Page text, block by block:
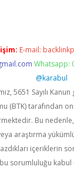
E-mail:
Whatsapp:
@karabul
5651 Sayılı
(BTK) tarafından
Bu
araştırma
içeriklerin
sorumluluğu kabul